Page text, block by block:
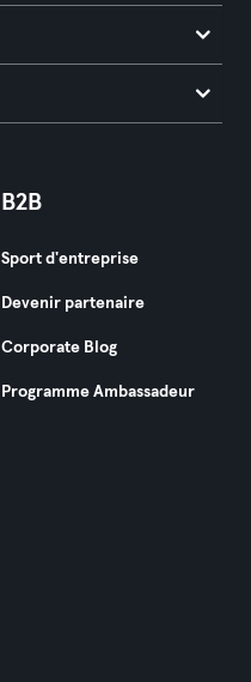
B2B
Sport d'entreprise
Devenir partenaire
Corporate Blog
Programme Ambassadeur